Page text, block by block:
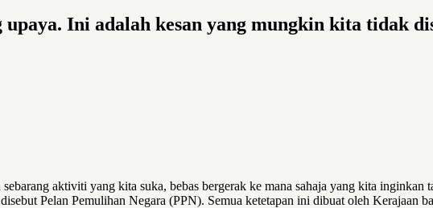
Ini adalah kesan yang mungkin kita tidak
aktiviti yang kita suka, bebas bergerak ke mana sahaja yang kita inginkan
Pelan Pemulihan Negara (PPN). Semua ketetapan ini dibuat oleh Kerajaan